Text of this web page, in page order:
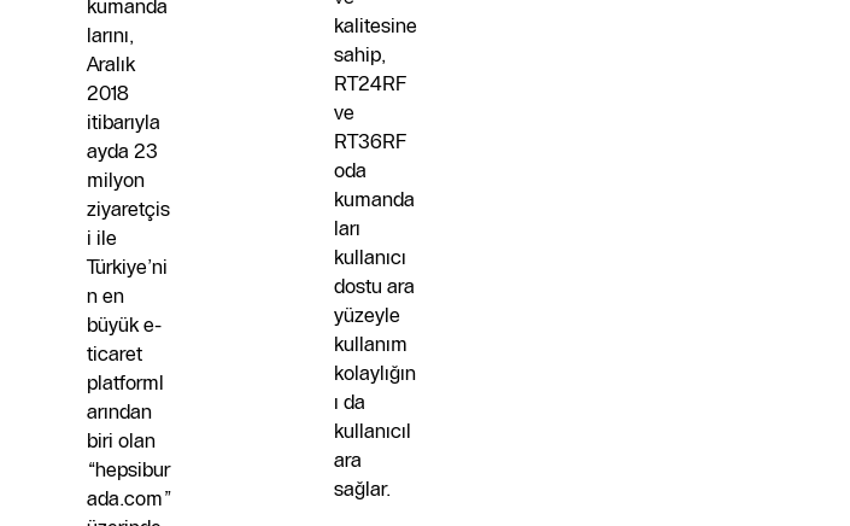
kumanda
larını,
Aralık
2018
itibarıyla
ayda 23
milyon
ziyaretçis
i ile
Türkiye’ni
n en
büyük e-
ticaret
platforml
arından
biri olan
“hepsibur
ada.com”
kalitesine
sahip,
RT24RF
ve
RT36RF
oda
kumanda
ları
kullanıcı
dostu ara
yüzeyle
kullanım
kolaylığın
ı da
kullanıcıl
ara
sağlar.